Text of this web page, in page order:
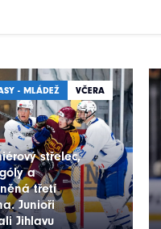
- MLÁDEŽ VČERA
střelec,
a
třetí
Junioři
Jihlavu